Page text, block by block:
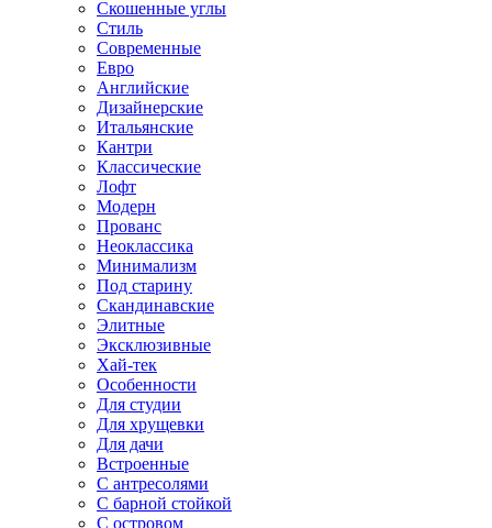
Скошенные углы
Стиль
Современные
Евро
Английские
Дизайнерские
Итальянские
Кантри
Классические
Лофт
Модерн
Прованс
Неоклассика
Минимализм
Под старину
Скандинавские
Элитные
Эксклюзивные
Хай-тек
Особенности
Для студии
Для хрущевки
Для дачи
Встроенные
С антресолями
С барной стойкой
С островом